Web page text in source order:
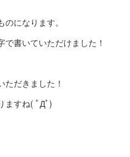
になります。
書いていただけました！
だきました！
ますね( ﾟДﾟ)